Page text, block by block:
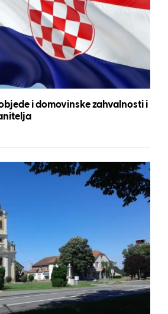
i domovinske zahvalnosti i